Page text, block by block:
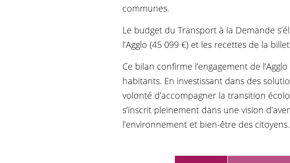
communes.
Le budget du Transport à la Demande
l’Agglo (45 099 €) et les recettes de la
Ce bilan confirme l’engagement de
habitants. En investissant dans des
volonté d’accompagner la transition
s’inscrit pleinement dans une vision
l’environnement et bien-être des citoyens.